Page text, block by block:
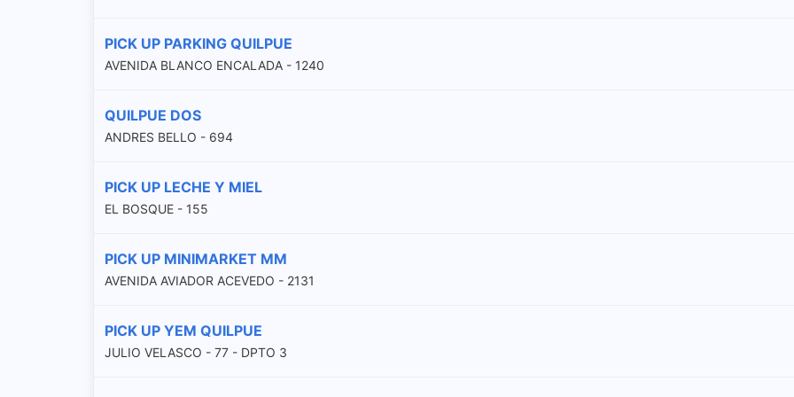
PICK UP PARKING QUILPUE
AVENIDA BLANCO ENCALADA - 1240
QUILPUE DOS
ANDRES BELLO - 694
PICK UP LECHE Y MIEL
EL BOSQUE - 155
PICK UP MINIMARKET MM
AVENIDA AVIADOR ACEVEDO - 2131
PICK UP YEM QUILPUE
JULIO VELASCO - 77 - DPTO 3